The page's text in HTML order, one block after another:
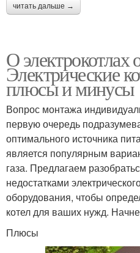
читать дальше →
О электрокотлах
Электрические
плюсы и минусы
Вопрос монтажа
первую очередь
оптимального источника
является популярным
газа. Предлагаем
недостатками
оборудования, чтобы
котел для ваших нужд.
Плюсы